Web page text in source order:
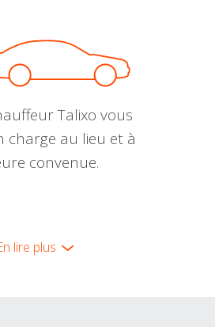
Talixo vous
charge au lieu et à
convenue.
lire plus